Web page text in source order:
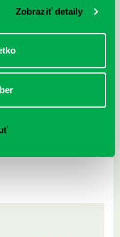
Zobraziť detaily
Paula: Japonsko na tanieri: